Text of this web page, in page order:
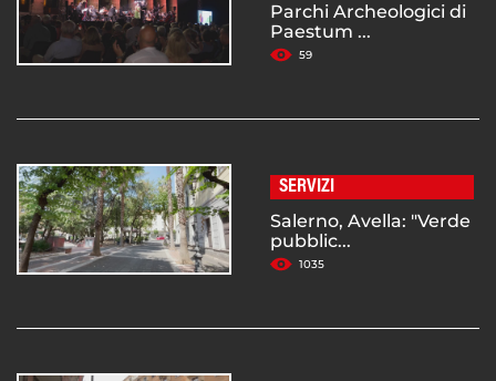
Parchi Archeologici di
Paestum ...
59
SERVIZI
Salerno, Avella: "Verde
pubblic...
1035